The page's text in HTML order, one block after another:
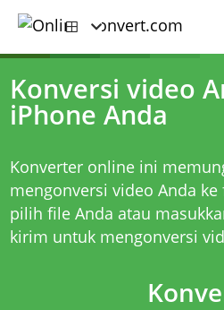
Konversi video
iPhone Anda
Konverter online ini
mengonversi video Anda
pilih file Anda atau
kirim untuk mengonversi